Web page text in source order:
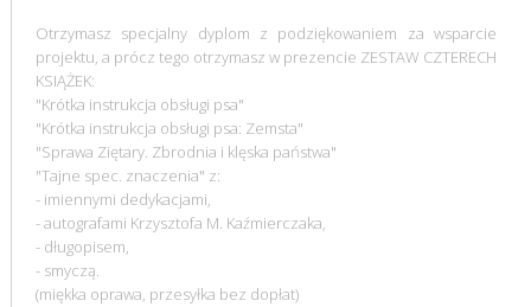
Otrzymasz specjalny dyplom z podziękowaniem za wsparcie
projektu, a prócz tego otrzymasz w prezencie ZESTAW CZTERECH
KSIĄŻEK:
"Krótka instrukcja obsługi psa"
"Krótka instrukcja obsługi psa: Zemsta"
"Sprawa Ziętary. Zbrodnia i klęska państwa"
"Tajne spec. znaczenia" z:
- imiennymi dedykacjami,
- autografami Krzysztofa M. Kaźmierczaka,
- długopisem,
- smyczą.
(miękka oprawa, przesyłka bez dopłat)